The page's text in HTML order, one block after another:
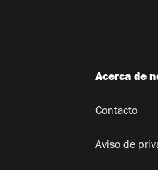
Acerca de
Contacto
Aviso de